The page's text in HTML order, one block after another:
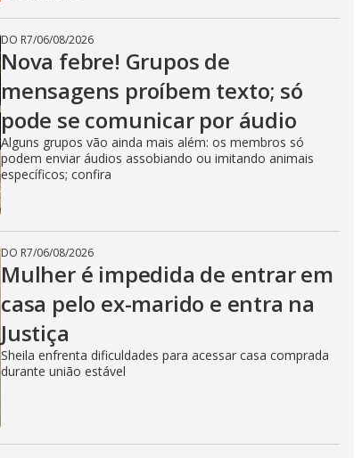
DO R7/06/08/2026
Nova febre! Grupos de
mensagens proíbem texto; só
pode se comunicar por áudio
Alguns grupos vão ainda mais além: os membros só
podem enviar áudios assobiando ou imitando animais
específicos; confira
DO R7/06/08/2026
Mulher é impedida de entrar em
casa pelo ex-marido e entra na
Justiça
Sheila enfrenta dificuldades para acessar casa comprada
durante união estável